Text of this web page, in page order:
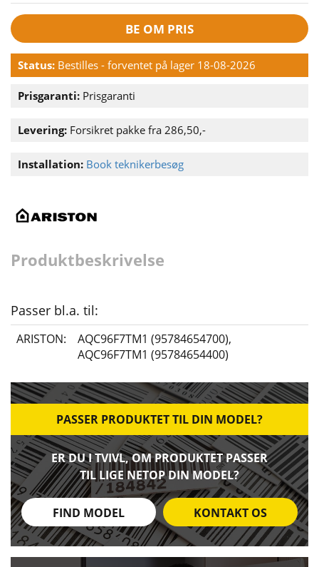
BE OM PRIS
Status: Bestilles - forventet på lager 18-08-2026
Prisgaranti: Prisgaranti
Levering: Forsikret pakke fra 286,50,-
Installation: Book teknikerbesøg
Produktbeskrivelse
Passer bl.a. til:
ARISTON: AQC96F7TM1 (95784654700),
AQC96F7TM1 (95784654400)
PASSER PRODUKTET TIL DIN MODEL?
ER DU I TVIVL, OM PRODUKTET PASSER
TIL LIGE NETOP DIN MODEL?
FIND MODEL KONTAKT OS